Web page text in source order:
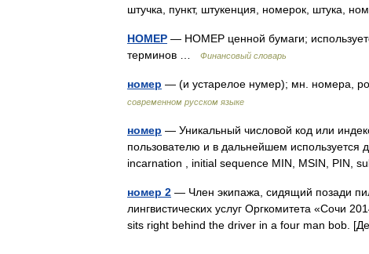
штучка, пункт, штукенция, номерок, штука,
НОМЕР — НОМЕР ценной бумаги;
терминов …
Финансовый словарь
номер — (и устарелое нумер); мн. номера,
современном русском языке
номер — Уникальный числовой код или
пользователю и в дальнейшем используется
incarnation , initial sequence MIN, MSIN, PIN,
номер 2 — Член экипажа, сидящий позади
лингвистических услуг Оргкомитета «Сочи
sits right behind the driver in a four man bob.